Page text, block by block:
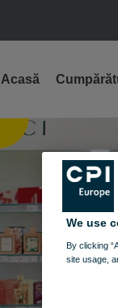
Acasă
de calitate
We use
By clicking
site usage,